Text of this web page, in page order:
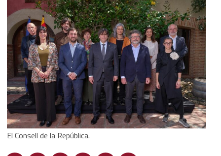
El Consell de la República.